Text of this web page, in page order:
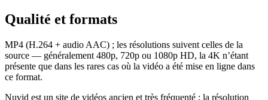
Qualité et formats
MP4 (H.264 + audio AAC) ; les résolutions suivent celles de la
source — généralement 480p, 720p ou 1080p HD, la 4K n’étant
présente que dans les rares cas où la vidéo a été mise en ligne dans
ce format.
Nuvid est un site de vidéos ancien et très fréquenté ; la résolution